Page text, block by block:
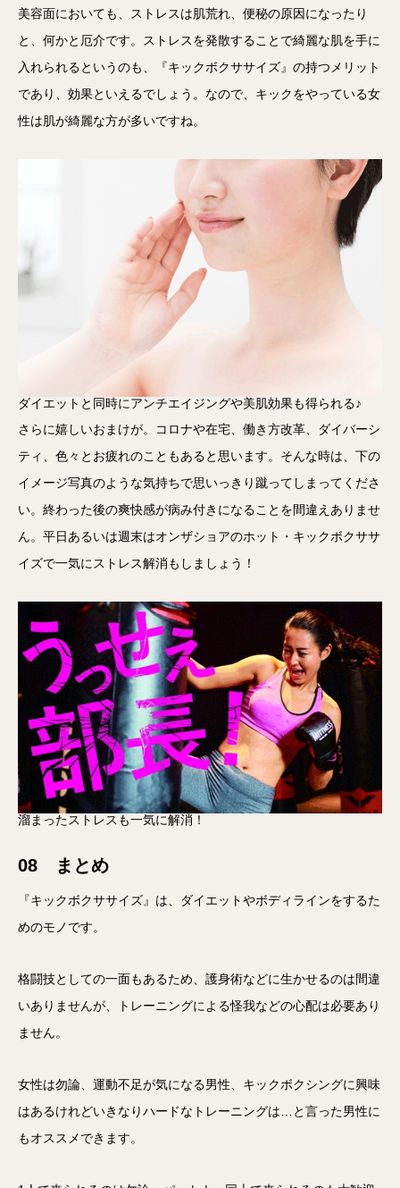
美容面においても、ストレスは肌荒れ、便秘の原因になったり
と、何かと厄介です。ストレスを発散することで綺麗な肌を手に
入れられるというのも、『キックボクササイズ』の持つメリット
であり、効果といえるでしょう。なので、キックをやっている女
性は肌が綺麗な方が多いですね。
ダイエットと同時にアンチエイジングや美肌効果も得られる♪
さらに嬉しいおまけが。コロナや在宅、働き方改革、ダイバーシ
ティ、色々とお疲れのこともあると思います。そんな時は、下の
イメージ写真のような気持ちで思いっきり蹴ってしまってくださ
い。終わった後の爽快感が病み付きになることを間違えありませ
ん。平日あるいは週末はオンザショアのホット・キックボクササ
イズで一気にストレス解消もしましょう！
溜まったストレスも一気に解消！
08 まとめ
『キックボクササイズ』は、ダイエットやボディラインをするた
めのモノです。
格闘技としての一面もあるため、護身術などに生かせるのは間違
いありませんが、トレーニングによる怪我などの心配は必要あり
ません。
女性は勿論、運動不足が気になる男性、キックボクシングに興味
はあるけれどいきなりハードなトレーニングは…と言った男性に
もオススメできます。